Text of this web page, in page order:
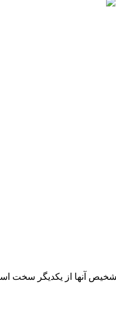
تشخیص آنها از یکدیگر سخت